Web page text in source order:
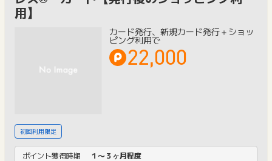
用】
カード発行、新規カード発行＋ショッ
ピング利用で
22,000
初回利用限定
ポイント獲得時期
１〜３ヶ月程度